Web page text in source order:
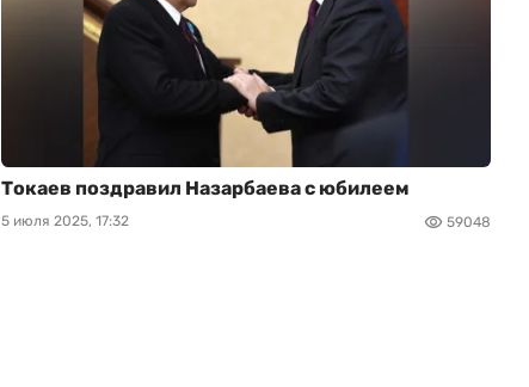
Токаев поздравил Назарбаева с юбилеем
5 июля 2025, 17:32 59048